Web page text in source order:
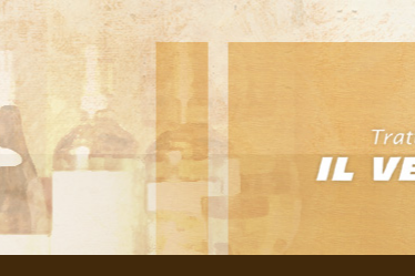
いイタリ
ェント」のブログ